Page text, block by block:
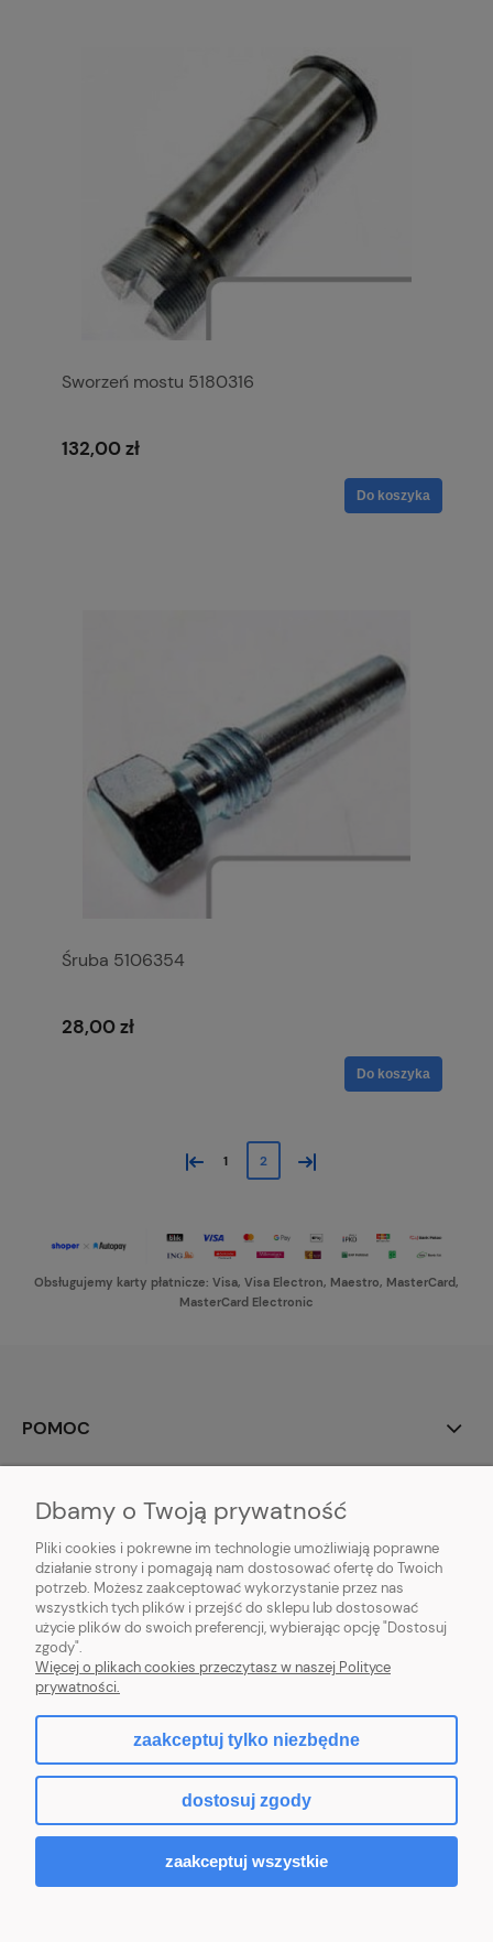
Sworzeń mostu 5180316
132,00 zł
Do koszyka
Śruba 5106354
28,00 zł
Do koszyka
« 1 2 »
Obsługujemy karty płatnicze: Visa, Visa Electron, Maestro, MasterCard,
MasterCard Electronic
POMOC
PŁATNOŚCI I DOSTAWA
INFORMACJE
O NAS
Sklep internetowy Shoper Premium
Dbamy o Twoją prywatność
Pliki cookies i pokrewne im technologie umożliwiają poprawne
działanie strony i pomagają nam dostosować ofertę do Twoich
potrzeb. Możesz zaakceptować wykorzystanie przez nas
wszystkich tych plików i przejść do sklepu lub dostosować
użycie plików do swoich preferencji, wybierając opcję "Dostosuj
zgody".
Więcej o plikach cookies przeczytasz w naszej Polityce
prywatności.
zaakceptuj tylko niezbędne
dostosuj zgody
zaakceptuj wszystkie